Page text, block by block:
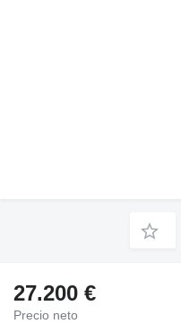
27.200 €
Precio neto